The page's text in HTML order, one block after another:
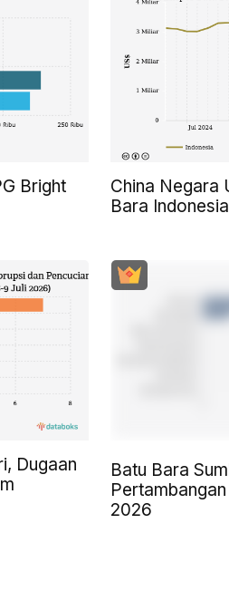
Bright
China Negara
Bara
Dugaan
Batu Bara
2026